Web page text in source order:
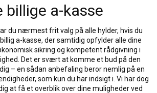
a-kasse
du nærmest frit valg på alle hylder, hvis du
a-kasse, der samtidig opfylder alle dine
sikring og kompetent rådgivning i
Det er svært at komme et bud på den
– en sådan anbefaling beror nemlig på en
som kun du har indsigt i. Vi har dog
at få et overblik over dine muligheder ved